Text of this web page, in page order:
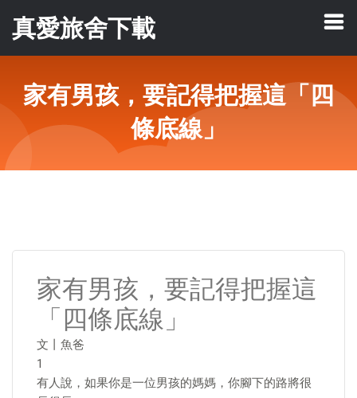
真愛旅舍下載
家有男孩，要記得把握這「四
條底線」
家有男孩，要記得把握這
「四條底線」
文丨魚爸
1
有人說，如果你是一位男孩的媽媽，你腳下的路將很